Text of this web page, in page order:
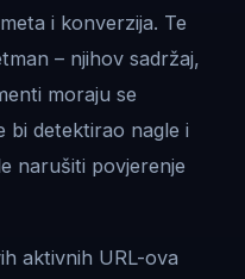
i konverzija. Te
– njihov sadržaj,
moraju se
bi detektirao nagle i
narušiti povjerenje
aktivnih URL-ova